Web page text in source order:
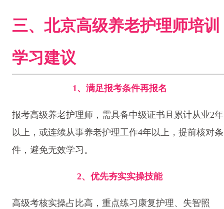
三、北京高级养老护理师培训
学习建议
1、满足报考条件再报名
报考高级养老护理师，需具备中级证书且累计从业2年
以上，或连续从事养老护理工作4年以上，提前核对条
件，避免无效学习。
2、优先夯实实操技能
高级考核实操占比高，重点练习康复护理、失智照